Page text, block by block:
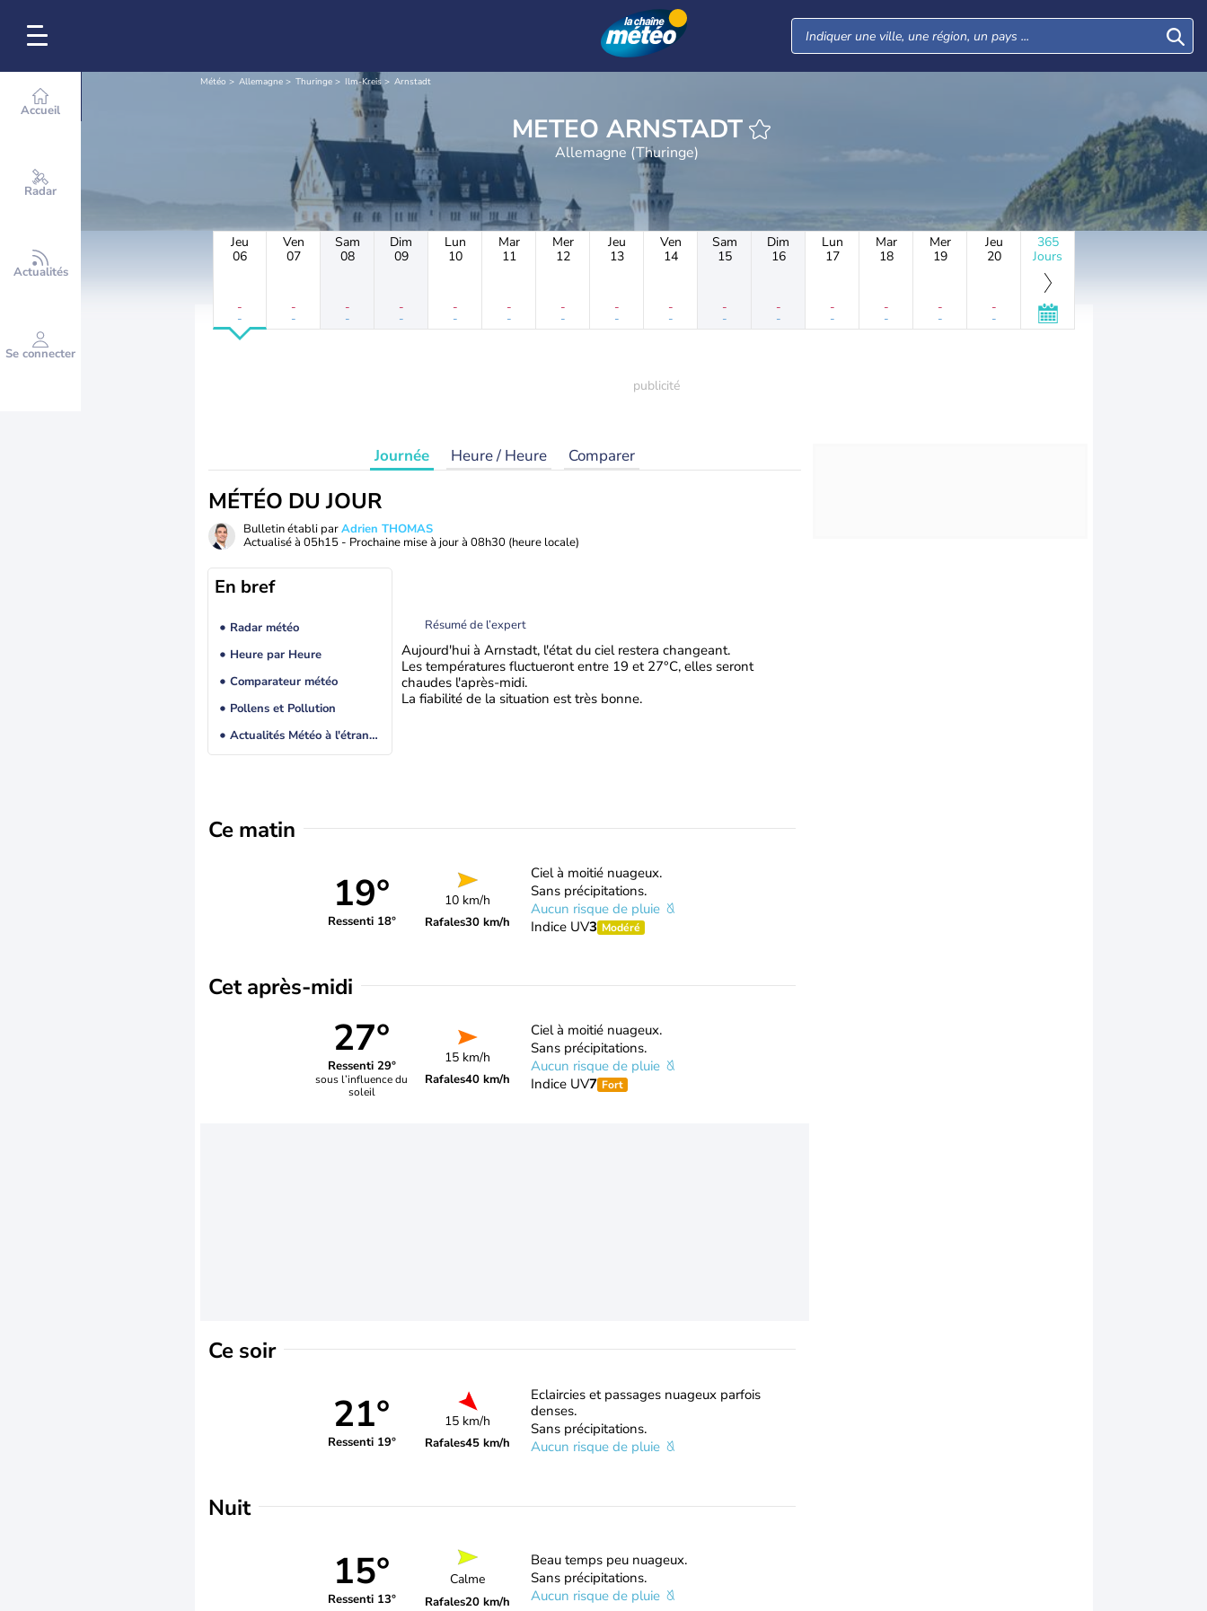
Accueil
Radar
Actualités
Se connecter
Météo Allemagne Thuringe Ilm-Kreis Arnstadt
METEO ARNSTADT
Allemagne (Thuringe)
Jeu
06
-
-
Ven
07
-
-
Sam
08
-
-
Dim
09
-
-
Lun
10
-
-
Mar
11
-
-
Mer
12
-
-
Jeu
13
-
-
Ven
14
-
-
Sam
15
-
-
Dim
16
-
-
Lun
17
-
-
Mar
18
-
-
Mer
19
-
-
Jeu
20
-
-
365
Jours
Journée Heure / Heure Comparer
MÉTÉO DU JOUR
Bulletin établi parAdrien THOMAS
Actualisé à 05h15 - Prochaine mise à jour à 08h30 (heure locale)
En bref
Radar météo
Heure par Heure
Comparateur météo
Pollens et Pollution
Actualités Météo à l'étranger
Résumé de l’expert
Aujourd'hui à Arnstadt, l'état du ciel restera changeant.
Les températures fluctueront entre 19 et 27°C, elles seront
chaudes l'après-midi.
La fiabilité de la situation est très bonne.
Ce matin
19°
Ressenti 18°
10 km/h
Rafales30 km/h
Ciel à moitié nuageux.
Sans précipitations.
Aucun risque de pluie
Indice UV3 Modéré
Cet après-midi
27°
Ressenti 29°
sous l’influence du
soleil
15 km/h
Rafales40 km/h
Ciel à moitié nuageux.
Sans précipitations.
Aucun risque de pluie
Indice UV7 Fort
Ce soir
21°
Ressenti 19°
15 km/h
Rafales45 km/h
Eclaircies et passages nuageux parfois
denses.
Sans précipitations.
Aucun risque de pluie
Nuit
15°
Ressenti 13°
Calme
Rafales20 km/h
Beau temps peu nuageux.
Sans précipitations.
Aucun risque de pluie